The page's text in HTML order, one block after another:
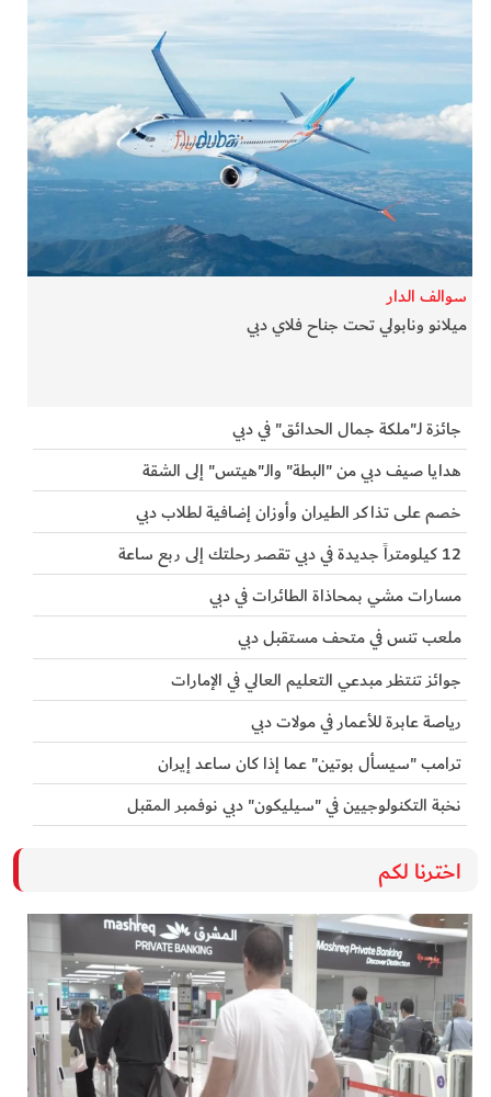
سوالف الدار
ميلانو ونابولي تحت جناح فلاي دبي
جائزة لـ"ملكة جمال الحدائق" في دبي
هدايا صيف دبي من "البطة" والـ"هيتس" إلى الشقة
خصم على تذاكر الطيران وأوزان إضافية لطلاب دبي
12 كيلومتراً جديدة في دبي تقصر رحلتك إلى ربع ساعة
مسارات مشي بمحاذاة الطائرات في دبي
ملعب تنس في متحف مستقبل دبي
جوائز تنتظر مبدعي التعليم العالي في الإمارات
رياصة عابرة للأعمار في مولات دبي
ترامب "سيسأل بوتين" عما إذا كان ساعد إيران
نخبة التكنولوجيين في "سيليكون" دبي نوفمبر المقبل
اخترنا لكم